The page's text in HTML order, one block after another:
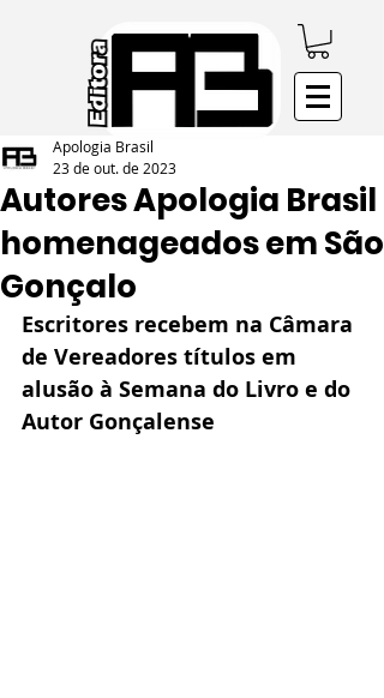
Autores Apologia Brasil
homenageados em São
Gonçalo
Apologia Brasil
23 de out. de 2023
Escritores recebem na Câmara
de Vereadores títulos em
alusão à Semana do Livro e do
Autor Gonçalense